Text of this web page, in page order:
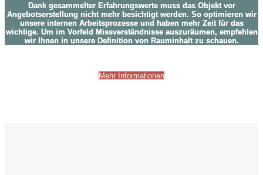
Dank gesammelter Erfahrungswerte muss das Objekt vor
Angebotserstellung nicht mehr besichtigt werden. So optimieren wir
unsere internen Arbeitsprozesse und haben mehr Zeit für das
wichtige. Um im Vorfeld Missverständnisse auszuräumen, empfehlen
wir Ihnen in unsere Definition von Rauminhalt zu schauen.
Mehr Informationen